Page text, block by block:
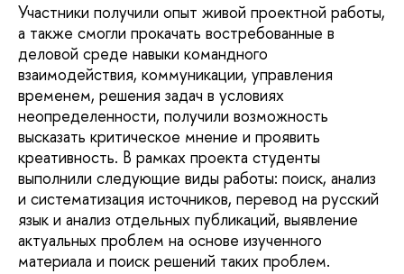
Участники получили опыт живой проектной работы,
а также смогли прокачать востребованные в
деловой среде навыки командного
взаимодействия, коммуникации, управления
временем, решения задач в условиях
неопределенности, получили возможность
высказать критическое мнение и проявить
креативность. В рамках проекта студенты
выполнили следующие виды работы: поиск, анализ
и систематизация источников, перевод на русский
язык и анализ отдельных публикаций, выявление
актуальных проблем на основе изученного
материала и поиск решений таких проблем.